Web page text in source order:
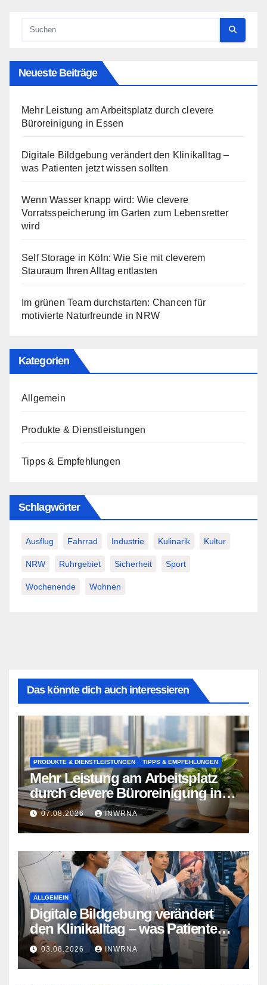
Neueste Beiträge
Mehr Leistung am Arbeitsplatz durch clevere
Büroreinigung in Essen
Digitale Bildgebung verändert den Klinikalltag –
was Patienten jetzt wissen sollten
Wenn Wasser knapp wird: Wie clevere
Vorratsspeicherung im Garten zum Lebensretter
wird
Self Storage in Köln: Wie Sie mit cleverem
Stauraum Ihren Alltag entlasten
Im grünen Team durchstarten: Chancen für
motivierte Naturfreunde in NRW
Kategorien
Allgemein
Produkte & Dienstleistungen
Tipps & Empfehlungen
Schlagwörter
Ausflug Fahrrad Industrie Kulinarik Kultur
NRW Ruhrgebiet Sicherheit Sport
Wochenende Wohnen
Das könnte dich auch interessieren
PRODUKTE & DIENSTLEISTUNGEN TIPPS & EMPFEHLUNGEN
Mehr Leistung am Arbeitsplatz
durch clevere Büroreinigung in
Essen
07.08.2026 INWRNA
ALLGEMEIN
Digitale Bildgebung verändert
den Klinikalltag – was Patienten
jetzt wissen sollten
03.08.2026 INWRNA